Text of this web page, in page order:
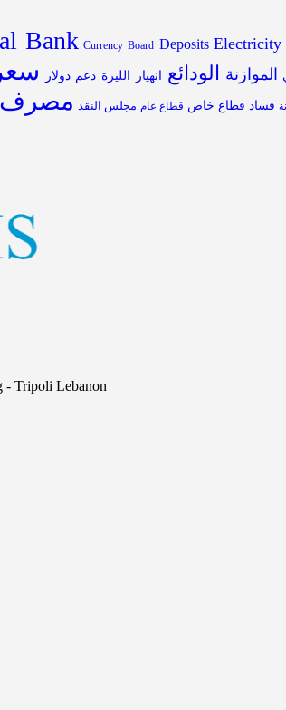
Bank Currency Board Deposits Electricity
الموازنة الودائع انهيار الليرة دعم دولار
فساد قطاع خاص قطاع عام مجلس النقد مصرف
- Tripoli Lebanon